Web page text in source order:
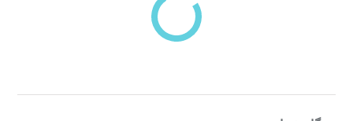
دسته‌بندی‌های منتخب برای شما